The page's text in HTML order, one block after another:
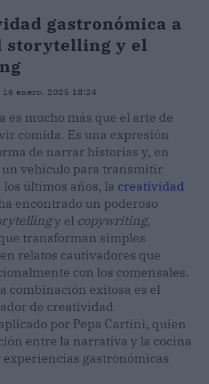
gastronómica a
storytelling y el
16 enero, 2025 18:24
es mucho más que el arte de
comida. Es una expresión
de narrar historias y, en
un vehículo para transmitir
últimos años, la creatividad
encontrado un poderoso
y el copywriting,
transforman simples
relatos cautivadores que
con los comensales.
combinación exitosa es el
de creatividad
por Pepa Cartini, quien
entre la narrativa y la cocina
gastronómicas